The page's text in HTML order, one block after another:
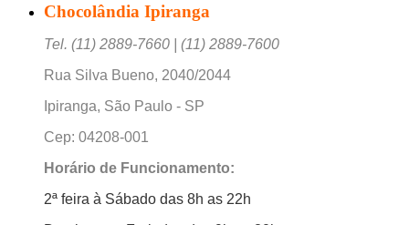
Chocolândia Ipiranga
Tel. (11) 2889-7660 | (11) 2889-7600
Rua Silva Bueno, 2040/2044
Ipiranga, São Paulo - SP
Cep: 04208-001
Horário de Funcionamento:
2ª feira à Sábado das 8h as 22h